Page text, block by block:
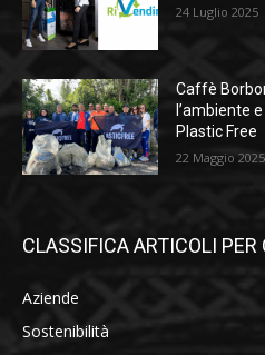
24 Luglio 2025
Caffè
l’ambiente
Plastic Free
22 Maggio 2025
CLASSIFICA ARTICOLI PER
Aziende
Sostenibilità